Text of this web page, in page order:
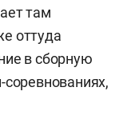
там
оттуда
в сборную